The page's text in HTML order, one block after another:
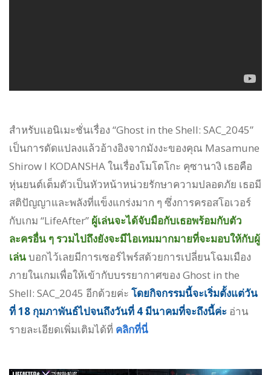
สำหรับแอนิเมะชั่นเรื่อง “Ghost in the Shell: SAC_2045”
เป็นการดัดแปลงแล้วอ้างอิงจากมังงะของคุณ Masamune
Shirow I KODANSHA ในเรื่องโมโตโกะ คุซานางิ เธอคือ
หุ่นยนต์เต็มตัวเป็นหัวหน้าหน่วยรักษาความปลอดภัย เธอมี
สติปัญญาและพลังที่แข็งแกร่งมาก ๆ ซึ่งการครอสโอเวอร์
กับเกม “LifeAfter” ผู้เล่นจะได้จับมือกับเธอพร้อมกับตัว
ละครอื่น ๆ รวมไปถึงยังจะมีไอเทมมากมายที่จะมอบให้กับผู้
เล่นบอกไว้เลยมีการเซอร์ไพร์สด้วยการเปลี่ยนโฉมเมือง
ภายในเกมเพื่อให้เข้ากับบรรยากาศของ Ghost in the
Shell: SAC_2045 อีกด้วยค่ะ โดยกิจกรรมนี้จะเริ่มตั้งแต่วัน
ที่ 18 กุมภาพันธ์ไปจนถึงวันที่ 4 มีนาคมที่จะถึงนี้ค่ะ อ่าน
รายละเอียดเพิ่มเติมได้ที่ คลิกที่นี่